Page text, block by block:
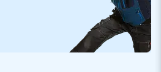
stehen Ihnen bei Fragen und
Verfügung. Möchten Sie noch
System? Benötigen Sie Tipps für
Attraktionen? Oder ist an